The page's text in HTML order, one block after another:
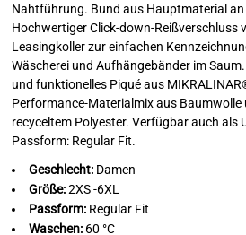
Nahtführung. Bund aus Hauptmaterial an
Hochwertiger Click-down-Reißverschluss
Leasingkoller zur einfachen
Wäscherei und Aufhängebänder im
und funktionelles Piqué aus
Performance-Materialmix aus Baumwolle
recyceltem Polyester. Verfügbar auch als
Passform: Regular Fit.
Geschlecht: Damen
Größe:2XS -6XL
Passform: Regular Fit
Waschen: 60 °C